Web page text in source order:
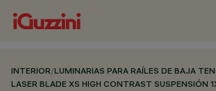
INTERIOR/LUMINARIAS PARA RAÍLES DE BAJA
LASER BLADE XS HIGH CONTRAST SUSPENSIÓN